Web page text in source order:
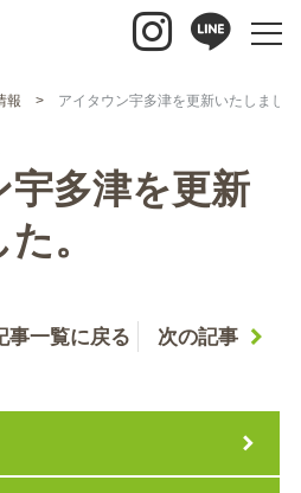
報 アイタウン宇多津を更新いたしまし
宇多津を更新
。
事一覧に戻る 次の記事